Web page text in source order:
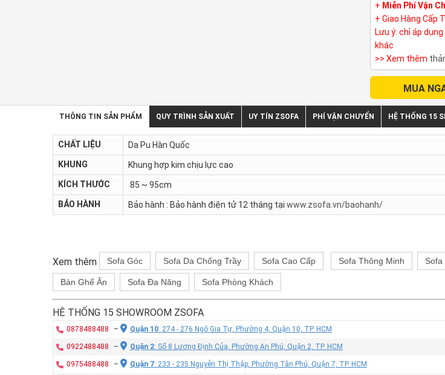
+ Miễn Phí Vận
+ Giao Hàng Cấp
Lưu ý: chỉ áp
khác
>> Xem thêm
MUA
THÔNG TIN SẢN PHẨM QUY TRÌNH SẢN XUẤT UY TÍN ZSOFA PHÍ VẬN CHUYỂN HỆ THỐNG 15
CHẤT LIỆU
Da Pu Hàn Quốc
KHUNG
Khung hợp kim chịu lực cao
KÍCH THƯỚC
85 ~ 95cm
BẢO HÀNH
Bảo hành : Bảo hành điện tử 12 tháng tại www.zsofa.vn/baohanh/
Xem thêm Sofa Góc Sofa Da Chống Trầy Sofa Cao Cấp Sofa Thông Minh
Bàn Ghế Ăn Sofa Đa Năng Sofa Phòng Khách
HỆ THỐNG 15 SHOWROOM ZSOFA
0878488488 – Quận 10: 274 - 276 Ngô Gia Tự, Phường 4, Quận 10, TP. HCM
0922488488 – Quận 2: Số 8 Lương Định Của, Phường An Phú, Quận 2, TP. HCM
0975488488 – Quận 7: 233 - 235 Nguyễn Thị Thập, Phường Tân Phú, Quận 7, TP. HCM